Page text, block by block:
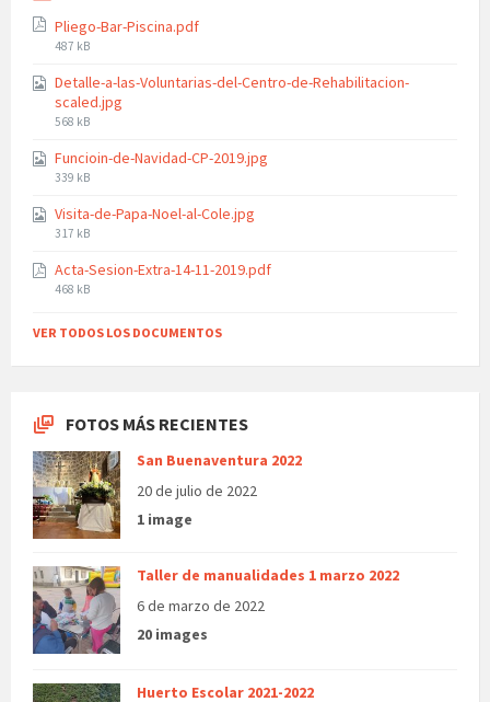
Pliego-Bar-Piscina.pdf
File
487 kB
Detalle-a-las-Voluntarias-del-Centro-de-Rehabilitacion-
scaled.jpg
File
568 kB
Funcioin-de-Navidad-CP-2019.jpg
File
339 kB
Visita-de-Papa-Noel-al-Cole.jpg
File
317 kB
Acta-Sesion-Extra-14-11-2019.pdf
File
468 kB
VER TODOS LOS DOCUMENTOS
FOTOS MÁS RECIENTES
San Buenaventura 2022
20 de julio de 2022
1 image
Taller de manualidades 1 marzo 2022
6 de marzo de 2022
20 images
Huerto Escolar 2021-2022